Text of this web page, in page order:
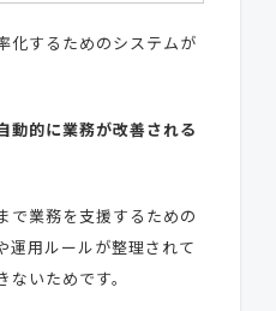
化するためのシステムが
動的に業務が改善される
で業務を支援するための
運用ルールが整理されて
いためです。